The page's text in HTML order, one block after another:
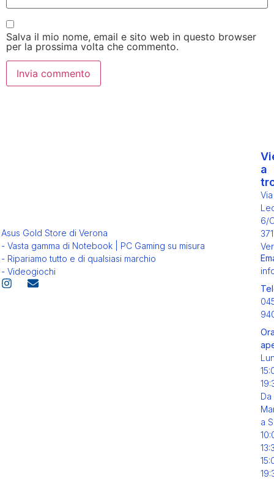
Salva il mio nome, email e sito web in questo browser
per la prossima volta che commento.
Asus Gold Store di Verona
- Vasta gamma di Notebook | PC Gaming su misura
- Ripariamo tutto e di qualsiasi marchio
- Videogiochi
a
Via
6/
Da
a